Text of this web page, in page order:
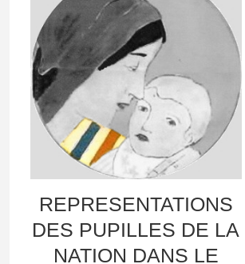
REPRESENTATIONS
DES PUPILLES DE LA
NATION DANS LE